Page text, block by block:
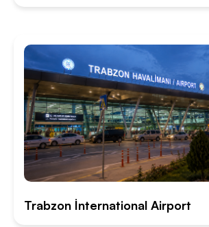
Trabzon İnternational Airport